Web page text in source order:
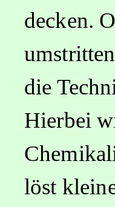
decken.
die
Hierbei
löst